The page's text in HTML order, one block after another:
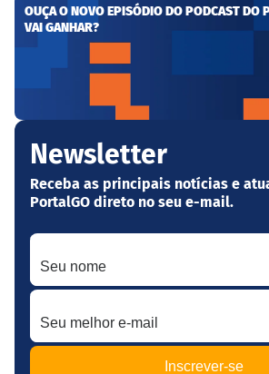
OUÇA O NOVO EPISÓDIO DO PODCAST DO
VAI GANHAR?
Newsletter
Receba as principais notícias e
PortalGO direto no seu e-mail.
Seu nome
Seu melhor e-mail